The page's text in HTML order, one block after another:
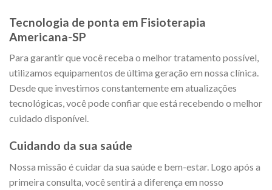
Tecnologia de ponta em Fisioterapia
Americana-SP
Para garantir que você receba o melhor tratamento possível,
utilizamos equipamentos de última geração em nossa clínica.
Desde que investimos constantemente em atualizações
tecnológicas, você pode confiar que está recebendo o melhor
cuidado disponível.
Cuidando da sua saúde
Nossa missão é cuidar da sua saúde e bem-estar. Logo após a
primeira consulta, você sentirá a diferença em nosso